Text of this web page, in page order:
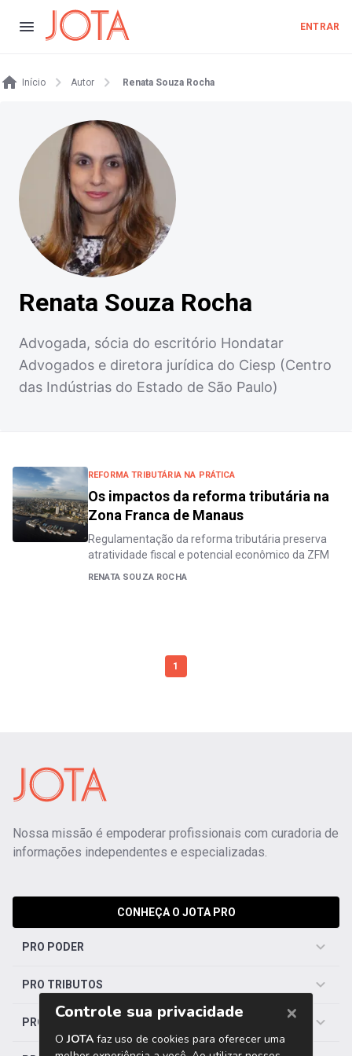
ENTRAR
Início Autor Renata Souza Rocha
Renata Souza Rocha
Advogada, sócia do escritório Hondatar
Advogados e diretora jurídica do Ciesp (Centro
das Indústrias do Estado de São Paulo)
REFORMA TRIBUTÁRIA NA PRÁTICA
Os impactos da reforma tributária na
Zona Franca de Manaus
Regulamentação da reforma tributária preserva
atratividade fiscal e potencial econômico da ZFM
RENATA SOUZA ROCHA
1
Nossa missão é empoderar profissionais com curadoria de
informações independentes e especializadas.
CONHEÇA O JOTA PRO
PRO PODER
PRO TRIBUTOS
PRO TRABALHISTA